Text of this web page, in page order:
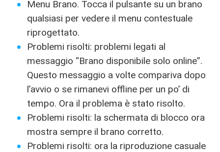
Menu Brano. Tocca il pulsante su un brano
qualsiasi per vedere il menu contestuale
riprogettato.
Problemi risolti: problemi legati al
messaggio “Brano disponibile solo online”.
Questo messaggio a volte compariva dopo
l’avvio o se rimanevi offline per un po’ di
tempo. Ora il problema è stato risolto.
Problemi risolti: la schermata di blocco ora
mostra sempre il brano corretto.
Problemi risolti: ora la riproduzione casuale